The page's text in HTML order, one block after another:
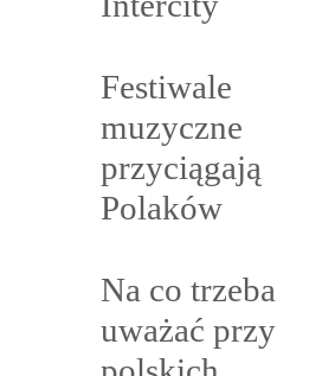
Festiwale
muzyczne
przyciągają
Polaków
Na co trzeba
uważać przy